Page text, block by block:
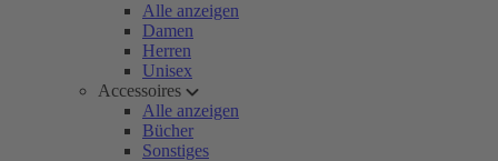
Alle anzeigen
Damen
Herren
Unisex
Accessoires
Alle anzeigen
Bücher
Sonstiges